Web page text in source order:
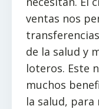
ventas nos
de la salud y
loteros. Este
muchos
la salud,